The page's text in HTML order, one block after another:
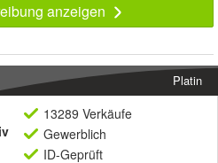
anzeigen
Platin
13289 Verkäufe
Gewerblich
ID-Geprüft